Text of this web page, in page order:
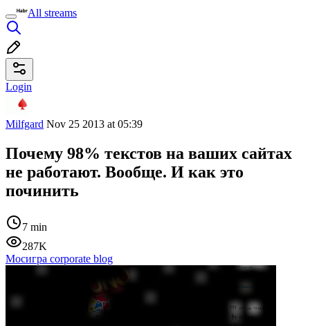
All streams
Login
Milfgard Nov 25 2013 at 05:39
Почему 98% текстов на ваших сайтах
не работают. Вообще. И как это
починить
7 min
287K
Мосигра corporate blog